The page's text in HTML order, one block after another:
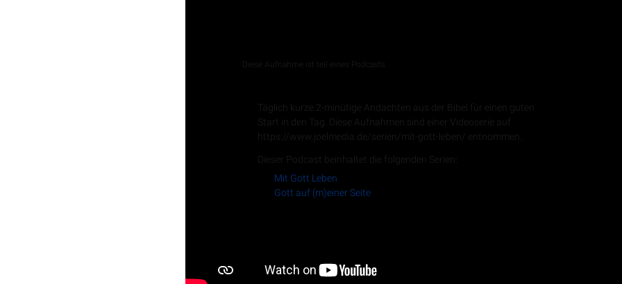
Diese Aufnahme ist teil eines Podcasts
Täglich kurze 2-minütige Andachten aus der Bibel für einen guten
Start in den Tag. Diese Aufnahmen sind einer Videoserie auf
https://www.joelmedia.de/serien/mit-gott-leben/ entnommen.
Dieser Podcast beinhaltet die folgenden Serien:
Mit Gott Leben
Gott auf (m)einer Seite
Bedeutung von Glauben, Vergebung und Dankbarkeit im christlichen Leben. Anhand von